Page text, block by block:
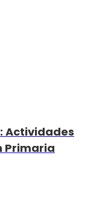
Actividades
Primaria